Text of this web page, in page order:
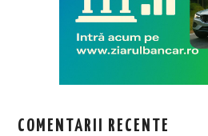
COMENTARII RECENTE